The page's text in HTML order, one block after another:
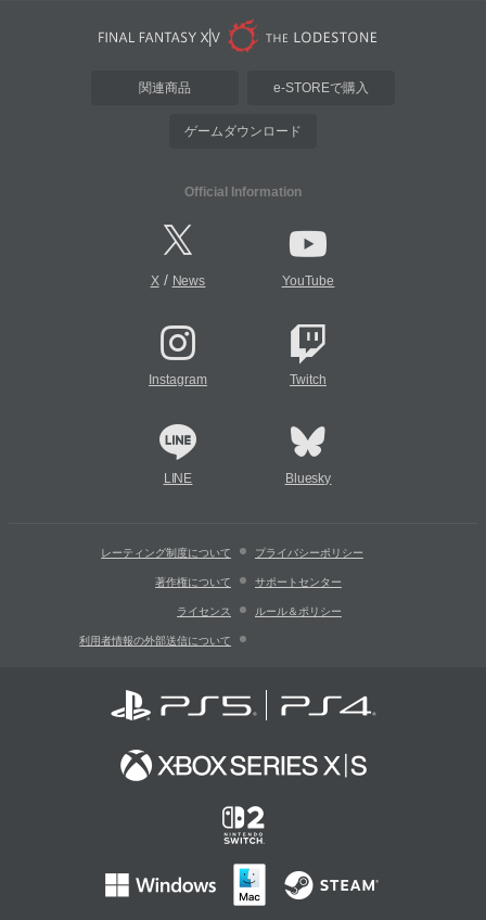
関連商品 e-STOREで購入
ゲームダウンロード
Official Information
X/ News YouTube
Instagram Twitch
LINE Bluesky
レーティング制度について プライバシーポリシー
著作権について サポートセンター
ライセンス ルール＆ポリシー
利用者情報の外部送信について